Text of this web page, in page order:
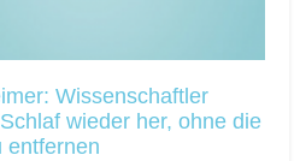
Wissenschaftler
wieder her, ohne die
entfernen